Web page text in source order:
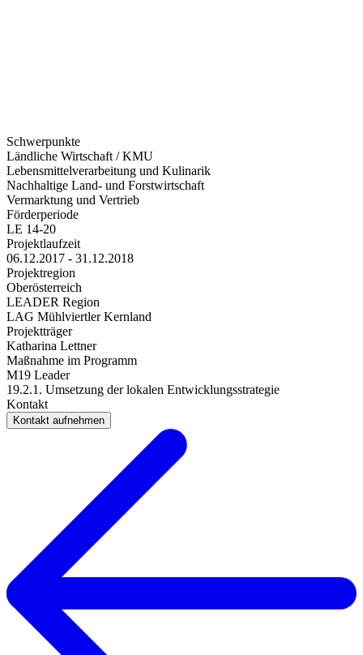
Schwerpunkte
Ländliche Wirtschaft / KMU
Lebensmittelverarbeitung und Kulinarik
Nachhaltige Land- und Forstwirtschaft
Vermarktung und Vertrieb
Förderperiode
LE 14-20
Projektlaufzeit
06.12.2017 - 31.12.2018
Projektregion
Oberösterreich
LEADER Region
LAG Mühlviertler Kernland
Projektträger
Katharina Lettner
Maßnahme im Programm
M19 Leader
19.2.1. Umsetzung der lokalen Entwicklungsstrategie
Kontakt
Kontakt aufnehmen